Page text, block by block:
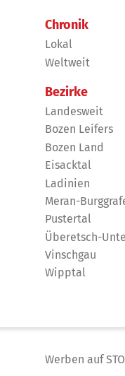
Chronik
Lokal
Weltweit
Bezirke
Landesweit
Bozen Leifers
Bozen Land
Eisacktal
Ladinien
Meran-
Pustertal
Überetsch-
Vinschgau
Wipptal
Werben auf